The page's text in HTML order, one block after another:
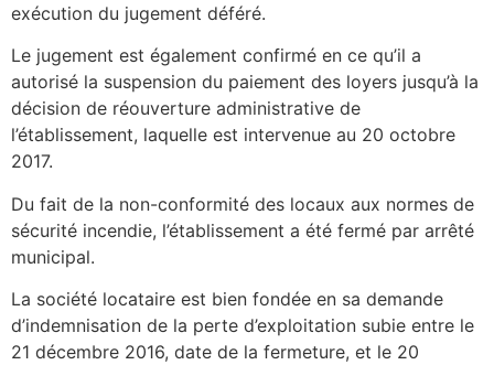
exécution du jugement déféré.
Le jugement est également confirmé en ce qu’il a
autorisé la suspension du paiement des loyers jusqu’à la
décision de réouverture administrative de
l’établissement, laquelle est intervenue au 20 octobre
2017.
Du fait de la non-conformité des locaux aux normes de
sécurité incendie, l’établissement a été fermé par arrêté
municipal.
La société locataire est bien fondée en sa demande
d’indemnisation de la perte d’exploitation subie entre le
21 décembre 2016, date de la fermeture, et le 20